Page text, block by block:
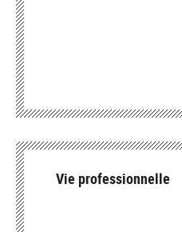
Vie professionnelle